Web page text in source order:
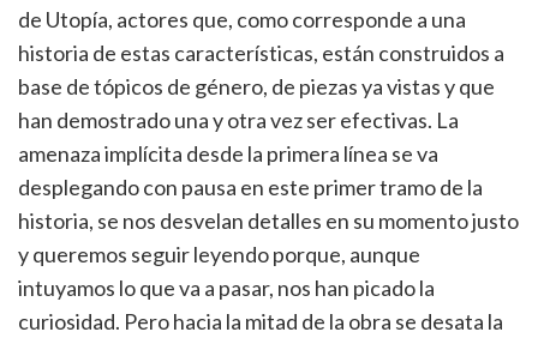
de Utopía, actores que, como corresponde a una
historia de estas características, están construidos a
base de tópicos de género, de piezas ya vistas y que
han demostrado una y otra vez ser efectivas. La
amenaza implícita desde la primera línea se va
desplegando con pausa en este primer tramo de la
historia, se nos desvelan detalles en su momento justo
y queremos seguir leyendo porque, aunque
intuyamos lo que va a pasar, nos han picado la
curiosidad. Pero hacia la mitad de la obra se desata la